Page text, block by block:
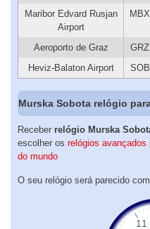
Maribor Edvard Rusjan
Airport
MBX
Aeroporto de Graz GRZ
Heviz-Balaton Airport
SOB
Murska Sobota relógio
Receber relógio Murska
escolher os relógios avançados
do mundo
O seu relógio será parecido